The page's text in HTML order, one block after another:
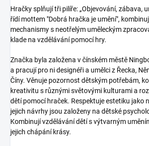
Hračky splňují tři pilíře: „Objevování, zábava,
řídí mottem "Dobrá hračka je umění",
mechanismy s neotřelým uměleckým
klade na vzdělávání pomocí hry.
Značka byla založena v čínském městě
a pracují pro ni designéři a umělci z Řecka,
Číny. Věnuje pozornost dětským potřebám,
kreativitu s různými světovými kulturami a
dětí pomocí hraček. Respektuje estetiku jako
jejich návrhy jsou založeny na dětské
Kombinují vzdělávání dětí s výtvarným
jejich chápání krásy.